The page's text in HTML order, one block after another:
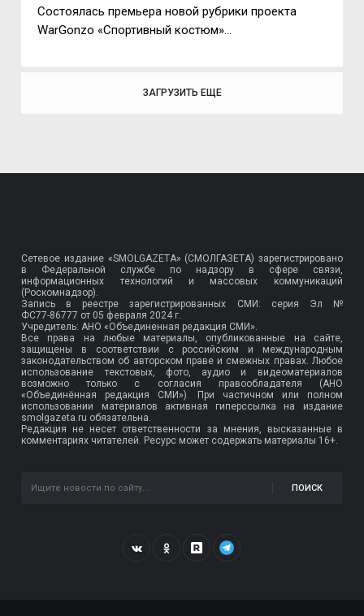
Состоялась премьера новой рубрики проекта
WarGonzo «Спортивный костюм»...
ЗАГРУЗИТЬ ЕЩЕ
Сетевое издание «SMOLGAZETA» (СМОЛГАЗЕТА) зарегистрировано
в Федеральной службе по надзору в сфере связи,
информационных технологий и массовых коммуникаций
(Роскомнадзор).
Запись в реестре зарегистрированных СМИ: серия Эл №
ФС77-86777 от 05 февраля 2024 г.
Учредитель: АНО «Объединенная редакция СМИ».
Все права на любые материалы, опубликованные на сайте,
защищены в соответствии с российским и международным
законодательством об авторском праве и смежных правах. Любое
использование текстовых, фото, аудио и видеоматериалов
возможно только с согласия правообладателя (АНО
«Объединённая редакция СМИ»). При частичном или полном
использовании материалов активная гиперссылка на издание
smolgazeta.ru обязательна.
Редакция не несет ответственности за мнения, высказанные в
комментариях читателей. Ресурс может содержать материалы 16+.
ПОИСК